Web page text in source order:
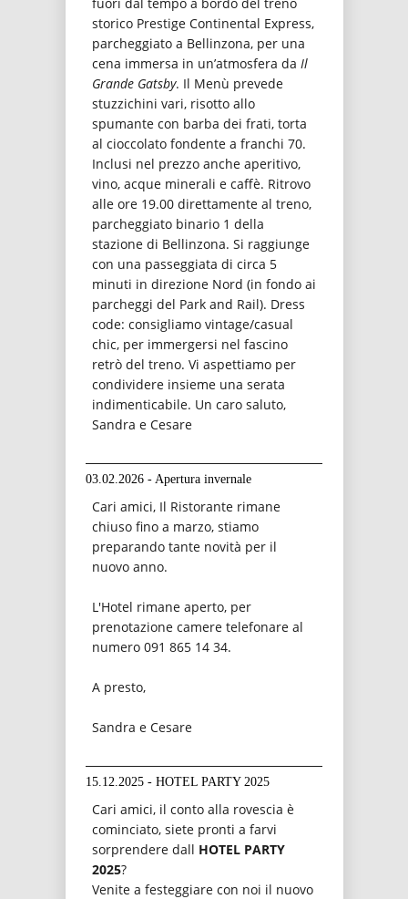
storico Prestige Continental Express,
parcheggiato a Bellinzona, per una
cena immersa in un’atmosfera da Il
Grande Gatsby. Il Menù prevede
stuzzichini vari, risotto allo
spumante con barba dei frati, torta
al cioccolato fondente a franchi 70.
Inclusi nel prezzo anche aperitivo,
vino, acque minerali e caffè. Ritrovo
alle ore 19.00 direttamente al treno,
parcheggiato binario 1 della
stazione di Bellinzona. Si raggiunge
con una passeggiata di circa 5
minuti in direzione Nord (in fondo ai
parcheggi del Park and Rail). Dress
code: consigliamo vintage/casual
chic, per immergersi nel fascino
retrò del treno. Vi aspettiamo per
condividere insieme una serata
indimenticabile. Un caro saluto,
Sandra e Cesare
03.02.2026 - Apertura invernale
Cari amici, Il Ristorante rimane
chiuso fino a marzo, stiamo
preparando tante novità per il
nuovo anno.
L'Hotel rimane aperto, per
prenotazione camere telefonare al
numero 091 865 14 34.
A presto,
Sandra e Cesare
15.12.2025 - HOTEL PARTY 2025
Cari amici, il conto alla rovescia è
cominciato, siete pronti a farvi
sorprendere dall HOTEL PARTY
2025?
Venite a festeggiare con noi il nuovo